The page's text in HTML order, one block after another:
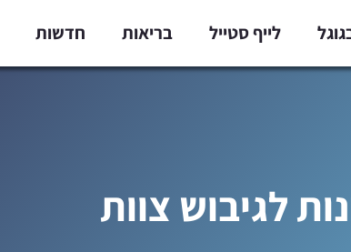
לייף סטייל בריאות חדשות